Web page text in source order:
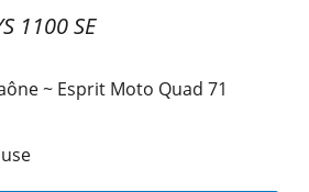
1100 SE
~ Esprit Moto Quad 71